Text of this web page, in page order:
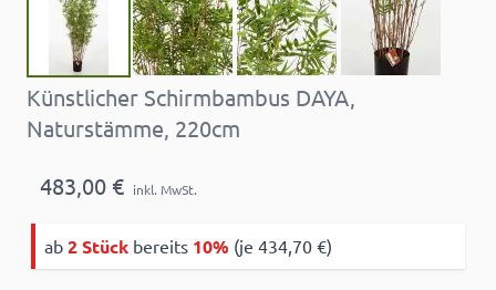
Künstlicher Schirmbambus DAYA,
Naturstämme, 220cm
483,00 € inkl. MwSt.
ab 2 Stück bereits 10% (je 434,70 €)